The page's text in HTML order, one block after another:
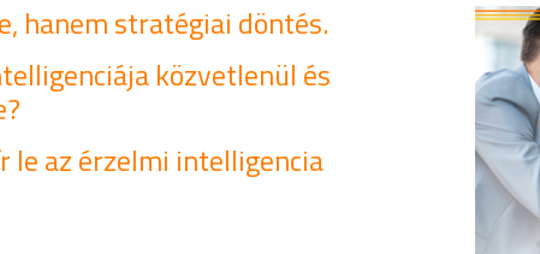
hanem stratégiai döntés.
közvetlenül és
le az érzelmi intelligencia